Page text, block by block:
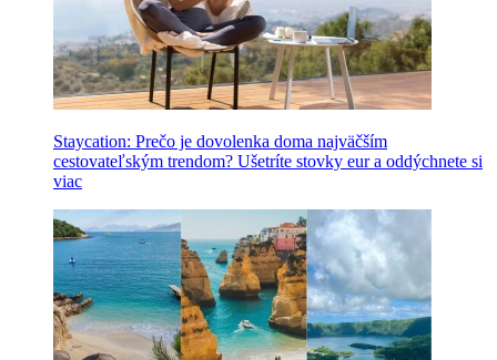
Staycation: Prečo je dovolenka doma najväčším
cestovateľským trendom? Ušetríte stovky eur a oddýchnete si
viac